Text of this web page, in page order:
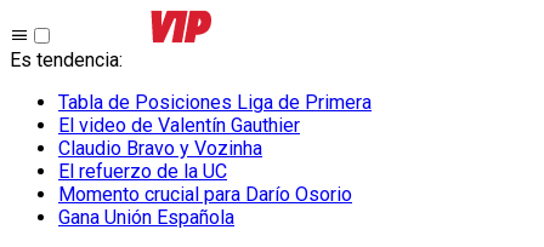
Es tendencia:
Tabla de Posiciones Liga de Primera
El video de Valentín Gauthier
Claudio Bravo y Vozinha
El refuerzo de la UC
Momento crucial para Darío Osorio
Gana Unión Española